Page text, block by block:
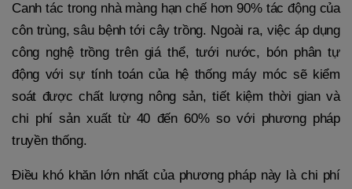
Canh tác trong nhà màng hạn chế hơn 90% tác động của
côn trùng, sâu bệnh tới cây trồng. Ngoài ra, việc áp dụng
công nghệ trồng trên giá thể, tưới nước, bón phân tự
động với sự tính toán của hệ thống máy móc sẽ kiểm
soát được chất lượng nông sản, tiết kiệm thời gian và
chi phí sản xuất từ 40 đến 60% so với phương pháp
truyền thống.
Điều khó khăn lớn nhất của phương pháp này là chi phí